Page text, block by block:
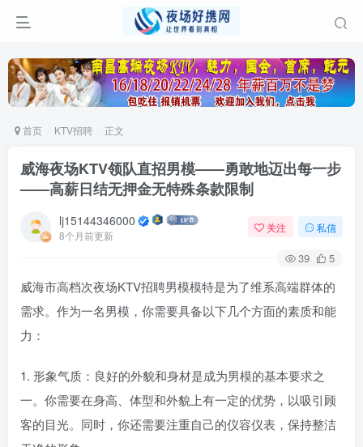
首页 KTV招聘 正文
威海夜场KTV领队直招男模——勇敢地迈出每一步
——高薪日结无押金无特殊条款限制
lj15144346000
8个月前更新
关注 私信
39 5
威海市高档次夜场KTV招聘男模模特是为了维系高端群体的
需求。作为一名男模，你需要具备以下几个方面的素质和能
力：
1. 形象气质：良好的外貌和身材是成为男模的基本要求之
一。你需要在身高、体型和外貌上有一定的优势，以吸引顾
客的目光。同时，你还需要注重自己的仪容仪表，保持整洁